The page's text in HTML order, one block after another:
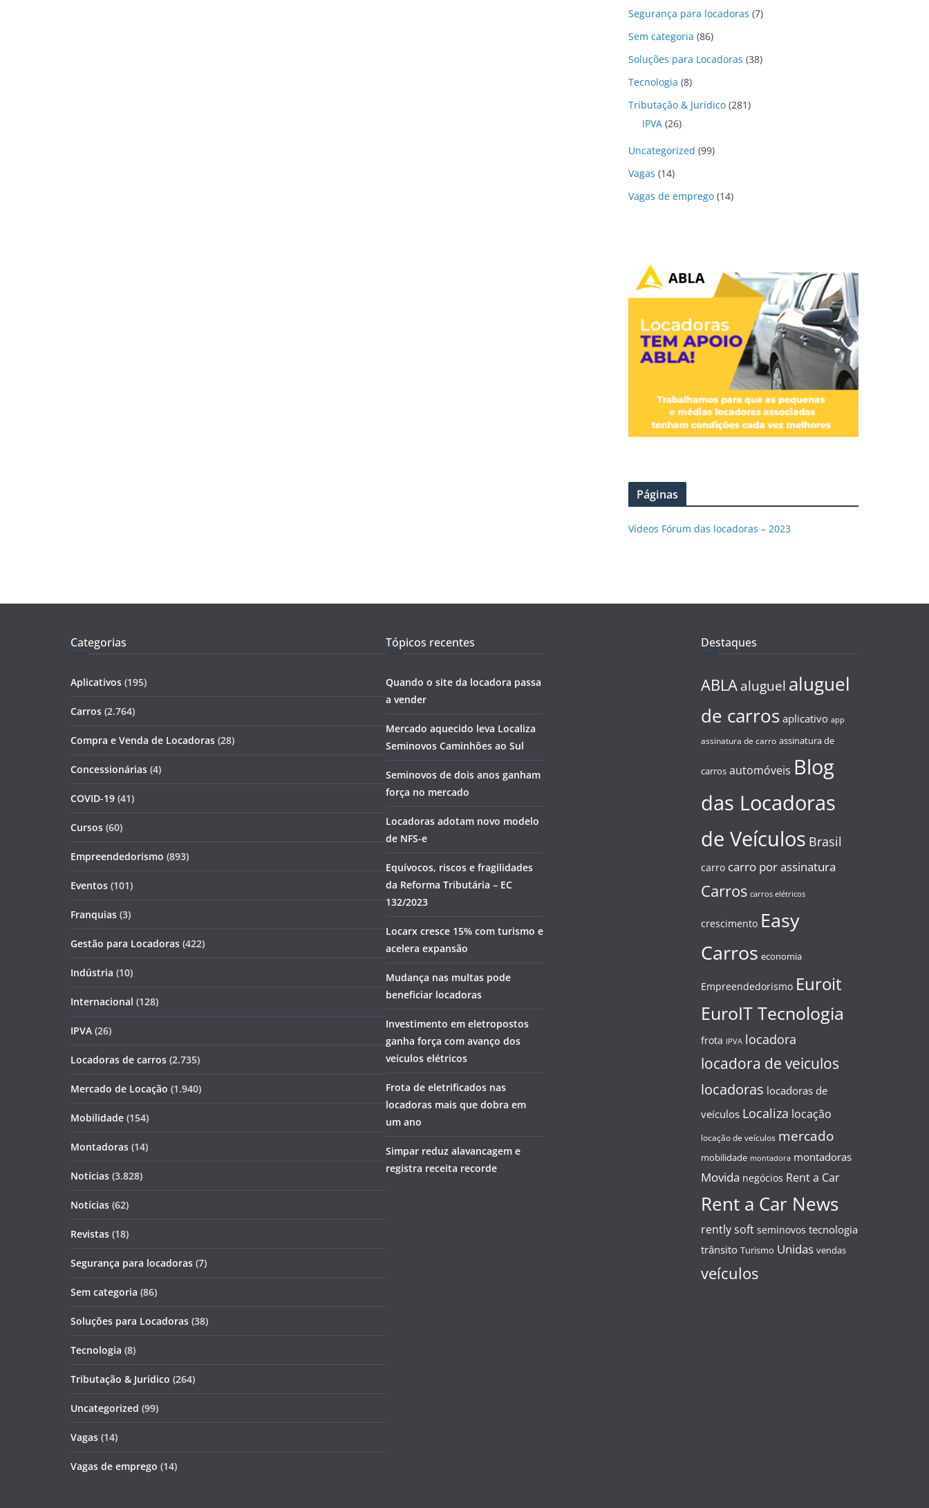
Segurança para locadoras (7)
Sem categoria (86)
Soluções para Locadoras (38)
Tecnologia (8)
Tributação & Jurídico (281)
IPVA (26)
Uncategorized (99)
Vagas (14)
Vagas de emprego (14)
Páginas
Vídeos Fórum das locadoras – 2023
Categorias
Aplicativos (195)
Carros (2.764)
Compra e Venda de Locadoras (28)
Concessionárias (4)
COVID-19 (41)
Cursos (60)
Empreendedorismo (893)
Eventos (101)
Franquias (3)
Gestão para Locadoras (422)
Indústria (10)
Internacional (128)
IPVA (26)
Locadoras de carros (2.735)
Mercado de Locação (1.940)
Mobilidade (154)
Montadoras (14)
Notícias (3.828)
Notícias (62)
Revistas (18)
Segurança para locadoras (7)
Sem categoria (86)
Soluções para Locadoras (38)
Tecnologia (8)
Tributação & Jurídico (264)
Uncategorized (99)
Vagas (14)
Vagas de emprego (14)
Tópicos recentes
Quando o site da locadora passa
a vender
Mercado aquecido leva Localiza
Seminovos Caminhões ao Sul
Seminovos de dois anos ganham
força no mercado
Locadoras adotam novo modelo
de NFS-e
Equívocos, riscos e fragilidades
da Reforma Tributária – EC
132/2023
Locarx cresce 15% com turismo e
acelera expansão
Mudança nas multas pode
beneficiar locadoras
Investimento em eletropostos
ganha força com avanço dos
veículos elétricos
Frota de eletrificados nas
locadoras mais que dobra em
um ano
Simpar reduz alavancagem e
registra receita recorde
Destaques
ABLA aluguel aluguel
de carros aplicativo app
assinatura de carro assinatura de
carros automóveis Blog
das Locadoras
de Veículos Brasil
carro carro por assinatura
Carros carros elétricos
crescimento Easy
Carros economia
Empreendedorismo Euroit
EuroIT Tecnologia
frota IPVA locadora
locadora de veiculos
locadoras locadoras de
veículos Localiza locação
locação de veículos mercado
mobilidade montadora montadoras
Movida negócios Rent a Car
Rent a Car News
rently soft seminovos tecnologia
trânsito Turismo Unidas vendas
veículos